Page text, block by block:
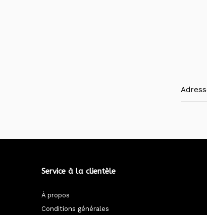
Service à la clientèle
À propos
Conditions générales